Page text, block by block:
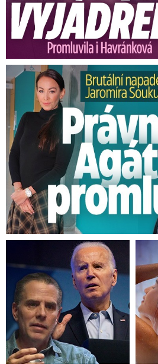
Brutální napadení Soukupa. Právník